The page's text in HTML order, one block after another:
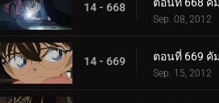
14 - 668
Sep. 08, 2012
14 - 669
Sep. 15, 2012